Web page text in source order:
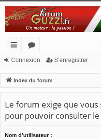
cc
ès
ra
pi
de
or
u
m
s
Connexion S’enregistrer
Index du forum
Le forum exige que
pour pouvoir consulter
Nom d’utilisateur :